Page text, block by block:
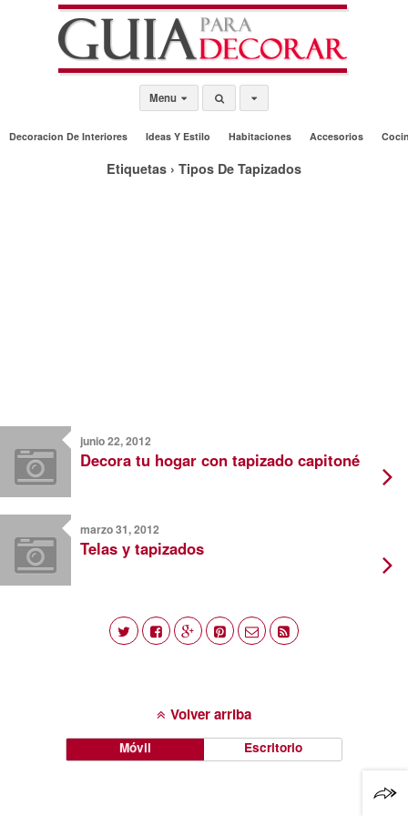
Menu
Decoracion De Interiores Ideas Y Estilo Habitaciones Accesorios
Etiquetas › Tipos De Tapizados
junio 22, 2012
Decora tu hogar con tapizado capitoné
marzo 31, 2012
Telas y tapizados
Volver arriba
Móvil Escritorio